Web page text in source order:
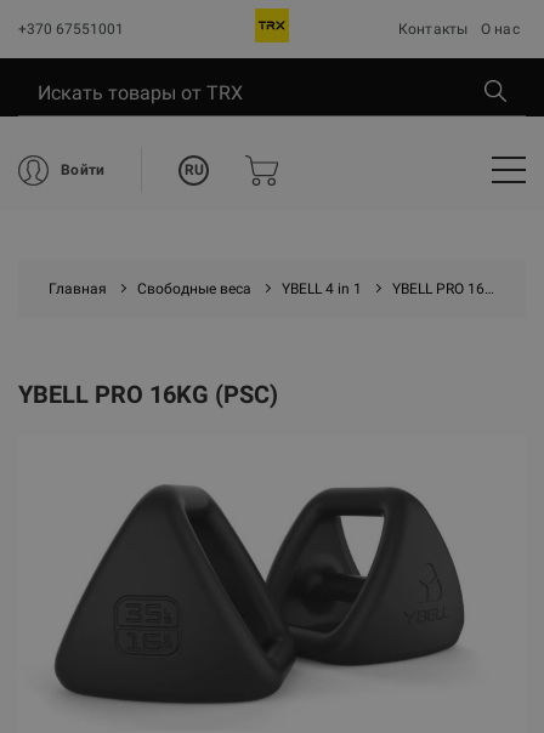
+370 67551001 Контакты О нас
Войти RU
Главная Свободные веса YBELL 4 in 1 YBELL PRO 16kg (psc)
YBELL PRO 16KG (PSC)